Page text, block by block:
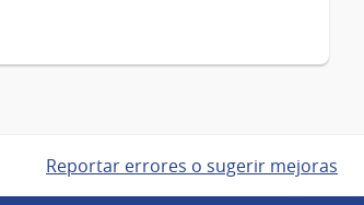
Reportar errores o sugerir mejoras